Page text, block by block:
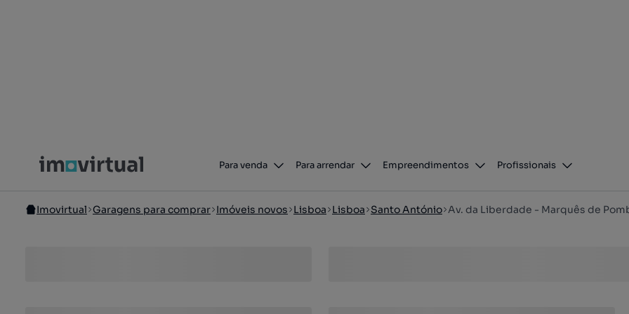
Para venda Para arrendar Empreendimentos Profissionais
Imovirtual Garagens para comprar Imóveis novos Lisboa Lisboa Santo António Av. da Liberdade - Marquês de